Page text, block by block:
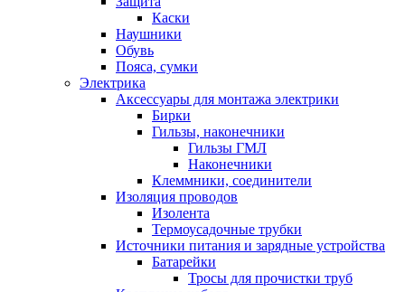
Каски
Наушники
Обувь
Пояса, сумки
Электрика
Аксессуары для монтажа электрики
Бирки
Гильзы, наконечники
Гильзы ГМЛ
Наконечники
Клеммники, соединители
Изоляция проводов
Изолента
Термоусадочные трубки
Источники питания и зарядные устройства
Батарейки
Тросы для прочистки труб